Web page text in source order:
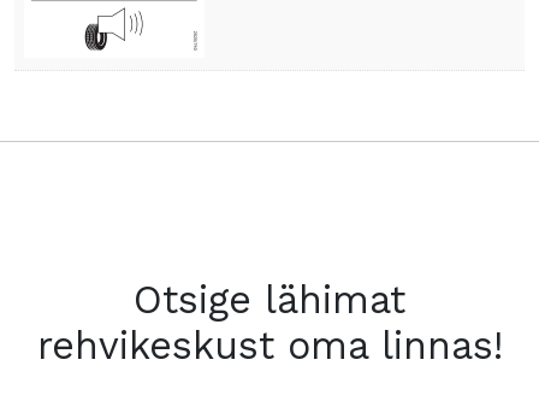
Otsige lähimat
rehvikeskust oma linnas!